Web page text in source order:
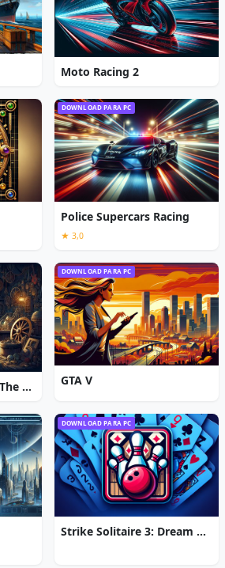
Moto Racing 2
DOWNLOAD PARA PC
Police Supercars Racing
★ 3,0
Chronicles of Albian: The Magic Convention
DOWNLOAD PARA PC
GTA V
DOWNLOAD PARA PC
Strike Solitaire 3: Dream Resort